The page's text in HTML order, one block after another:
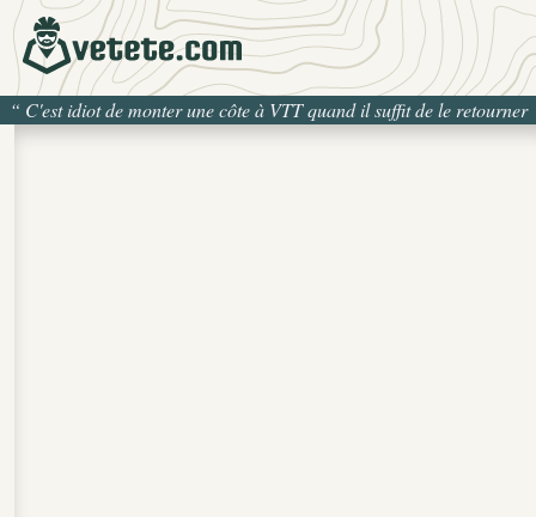
“ C'est idiot de monter une côte à VTT quand il suffit de le retourner
pour la descendre”